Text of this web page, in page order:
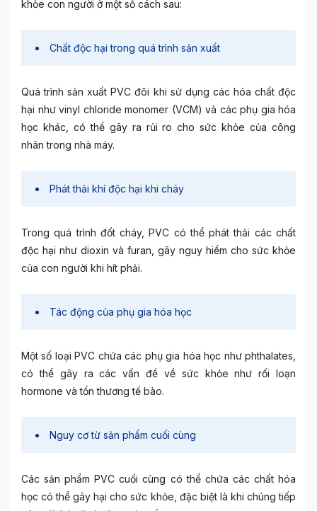
khỏe con người ở một số cách sau:
Chất độc hại trong quá trình sản xuất
Quá trình sản xuất PVC đôi khi sử dụng các hóa chất độc
hại như vinyl chloride monomer (VCM) và các phụ gia hóa
học khác, có thể gây ra rủi ro cho sức khỏe của công
nhân trong nhà máy.
Phát thải khí độc hại khi cháy
Trong quá trình đốt cháy, PVC có thể phát thải các chất
độc hại như dioxin và furan, gây nguy hiểm cho sức khỏe
của con người khi hít phải.
Tác động của phụ gia hóa học
Một số loại PVC chứa các phụ gia hóa học như phthalates,
có thể gây ra các vấn đề về sức khỏe như rối loạn
hormone và tổn thương tế bào.
Nguy cơ từ sản phẩm cuối cùng
Các sản phẩm PVC cuối cùng có thể chứa các chất hóa
học có thể gây hại cho sức khỏe, đặc biệt là khi chúng tiếp